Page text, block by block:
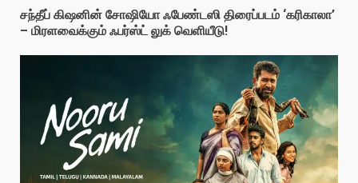
சந்தீப் கிஷனின் சோஷியோ ஃபேண்டஸி திரைப்படம் ‘கரிகாலா’
– மிரளவைக்கும் ஃபர்ஸ்ட் லுக் வெளியீடு!